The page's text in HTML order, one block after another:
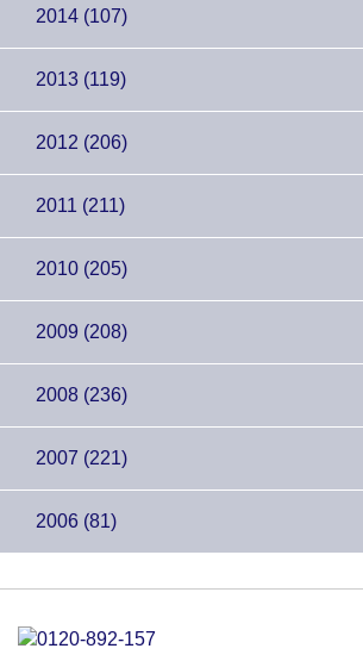
2014 (107)
2013 (119)
2012 (206)
2011 (211)
2010 (205)
2009 (208)
2008 (236)
2007 (221)
2006 (81)